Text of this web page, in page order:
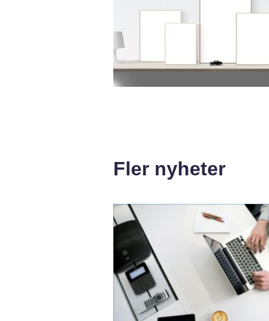
Fler nyheter